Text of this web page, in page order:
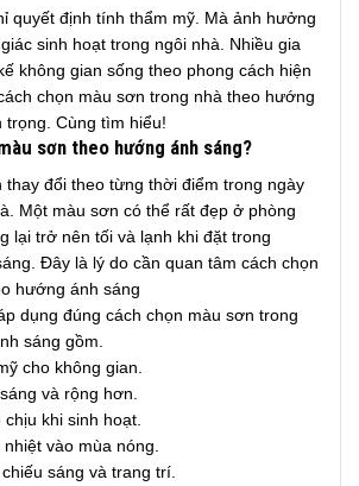
quyết định tính thẩm mỹ. Mà ảnh hưởng
sinh hoạt trong ngôi nhà. Nhiều gia
không gian sống theo phong cách hiện
chọn màu sơn trong nhà theo hướng
trọng. Cùng tìm hiểu!
sơn theo hướng ánh sáng?
thay đổi theo từng thời điểm trong ngày
Một màu sơn có thể rất đẹp ở phòng
lại trở nên tối và lạnh khi đặt trong
Đây là lý do cần quan tâm cách chọn
hướng ánh sáng
dụng đúng cách chọn màu sơn trong
sáng gồm.
cho không gian.
và rộng hơn.
khi sinh hoạt.
vào mùa nóng.
sáng và trang trí.